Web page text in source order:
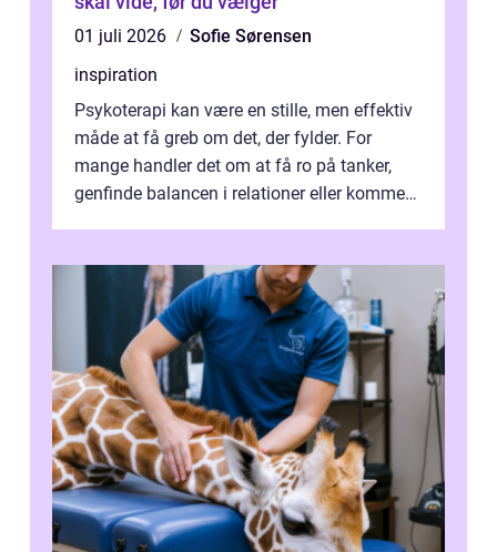
01 juli 2026
Sofie Sørensen
inspiration
Psykoterapi kan være en stille, men effektiv
måde at få greb om det, der fylder. For
mange handler det om at få ro på tanker,
genfinde balancen i relationer eller komme